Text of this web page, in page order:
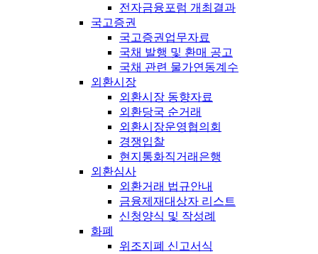
전자금융포럼 개최결과
국고증권
국고증권업무자료
국채 발행 및 환매 공고
국채 관련 물가연동계수
외환시장
외환시장 동향자료
외환당국 순거래
외환시장운영협의회
경쟁입찰
현지통화직거래은행
외환심사
외환거래 법규안내
금융제재대상자 리스트
신청양식 및 작성례
화폐
위조지폐 신고서식